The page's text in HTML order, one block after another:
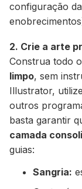
configuração
2. Crie a arte
Construa todo
limpo, sem
Illustrator,
outros
basta garantir
camada
guias:
Sangria: